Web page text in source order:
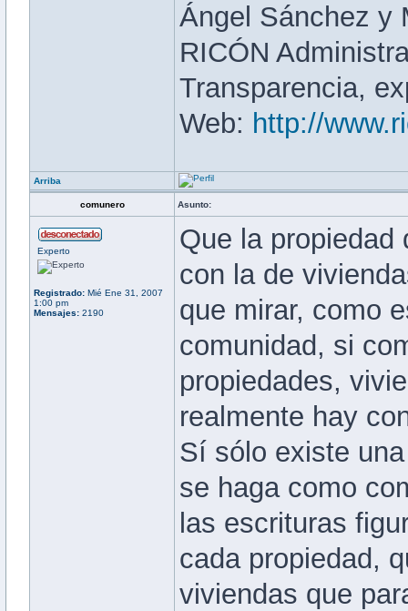
Ángel Sánchez y
RICÓN
Transparencia,
Web: http://
Arriba
comunero Asunto:
Experto
Registrado: Mié Ene 31, 2007
1:00 pm
Mensajes: 2190
Que la propiedad
con la de
que mirar, como
comunidad, si
propiedades,
realmente hay
Sí sólo existe
se haga como
las escrituras
cada propiedad,
viviendas que